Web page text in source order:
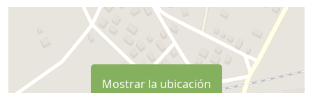
Mostrar la ubicación